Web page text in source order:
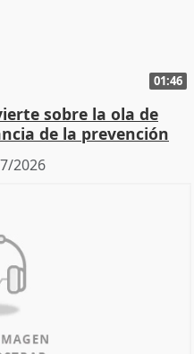
01:46
sobre la ola de
de la prevención
2026